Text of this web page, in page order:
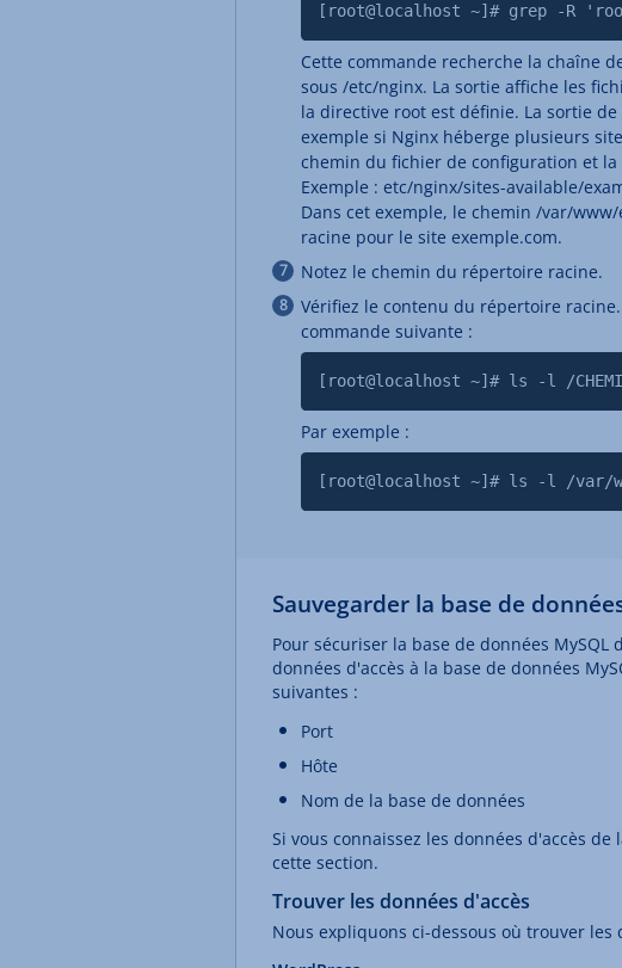
[root@localhost ~]# grep -R
Cette commande recherche la chaîne
sous /etc/nginx. La sortie affiche les
la directive root est définie. La sortie
exemple si Nginx héberge plusieurs
chemin du fichier de configuration et
Exemple : etc/nginx/sites-available/
Dans cet exemple, le chemin /var/
racine pour le site exemple.com.
Notez le chemin du répertoire racine.
Vérifiez le contenu du répertoire
commande suivante :
[root@localhost ~]# ls -l /
Par exemple :
[root@localhost ~]# ls -l /var/
Sauvegarder la base de
Pour sécuriser la base de données
données d'accès à la base de données
suivantes :
Port
Hôte
Nom de la base de données
Si vous connaissez les données d'accès
cette section.
Trouver les données d'accès
Nous expliquons ci-dessous où trouver les